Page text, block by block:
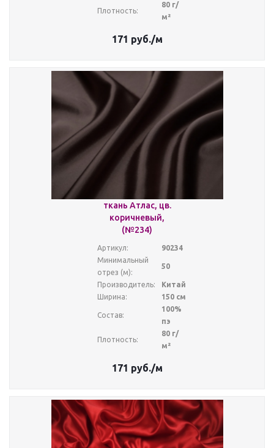
Плотность:
80 г/
м²
171 руб./м
ткань Атлас, цв.
коричневый,
(№234)
Артикул:
90234
Минимальный
отрез (м):
50
Производитель:
Китай
Ширина:
150 см
Состав:
100%
пэ
Плотность:
80 г/
м²
171 руб./м